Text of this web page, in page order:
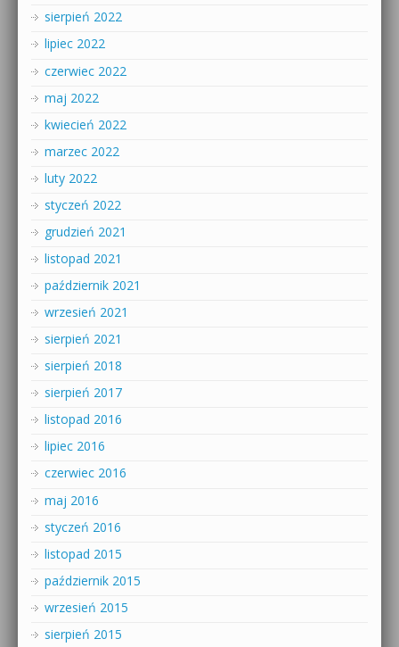
sierpień 2022
lipiec 2022
czerwiec 2022
maj 2022
kwiecień 2022
marzec 2022
luty 2022
styczeń 2022
grudzień 2021
listopad 2021
październik 2021
wrzesień 2021
sierpień 2021
sierpień 2018
sierpień 2017
listopad 2016
lipiec 2016
czerwiec 2016
maj 2016
styczeń 2016
listopad 2015
październik 2015
wrzesień 2015
sierpień 2015